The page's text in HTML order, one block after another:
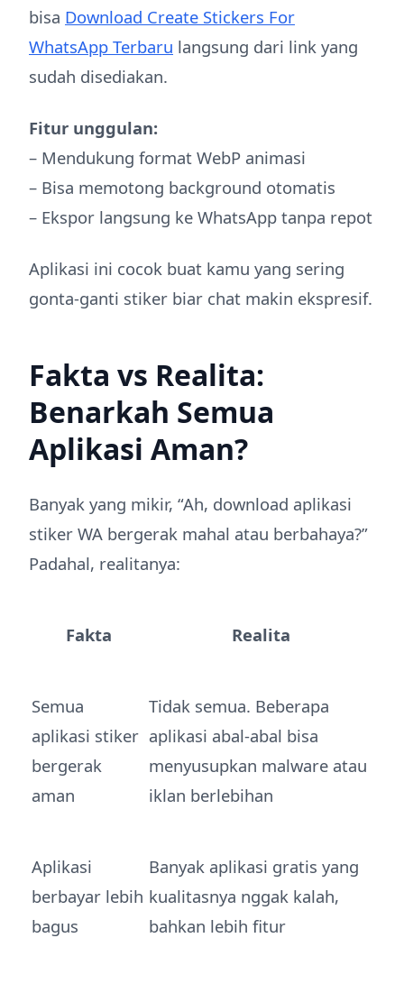
bisa Download Create Stickers For
WhatsApp Terbaru langsung dari link yang
sudah disediakan.
Fitur unggulan:
– Mendukung format WebP animasi
– Bisa memotong background otomatis
– Ekspor langsung ke WhatsApp tanpa repot
Aplikasi ini cocok buat kamu yang sering
gonta-ganti stiker biar chat makin ekspresif.
Fakta vs Realita:
Benarkah Semua
Aplikasi Aman?
Banyak yang mikir, “Ah, download aplikasi
stiker WA bergerak mahal atau berbahaya?”
Padahal, realitanya:
Fakta Realita
Semua
aplikasi stiker
bergerak
aman
Tidak semua. Beberapa
aplikasi abal-abal bisa
menyusupkan malware atau
iklan berlebihan
Aplikasi
berbayar lebih
bagus
Banyak aplikasi gratis yang
kualitasnya nggak kalah,
bahkan lebih fitur